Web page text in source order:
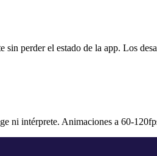
sin perder el estado de la app. Los
ni intérprete. Animaciones a 60-